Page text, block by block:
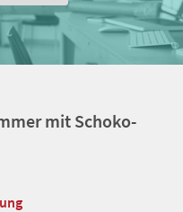
mit Schoko-